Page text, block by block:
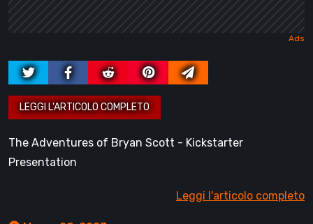
The Adventures of Bryan Scott - Kickstarter
Presentation
Leggi l'articolo completo